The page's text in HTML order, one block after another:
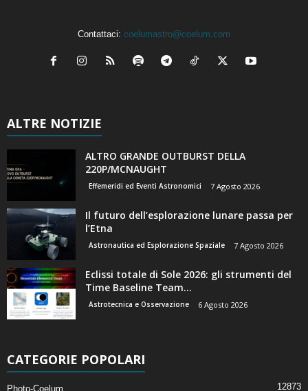
Contattaci: coelumastro@coelum.com
ALTRE NOTIZIE
ALTRO GRANDE OUTBURST DELLA
220P/MCNAUGHT
Effemeridi ed Eventi Astronomici 7 Agosto 2026
Il futuro dell’esplorazione lunare passa per
l’Etna
Astronautica ed Esplorazione Spaziale 7 Agosto 2026
Eclissi totale di Sole 2026: gli strumenti del
Time Baseline Team...
Astrotecnica e Osservazione 6 Agosto 2026
CATEGORIE POPOLARI
Photo-Coelum 12873